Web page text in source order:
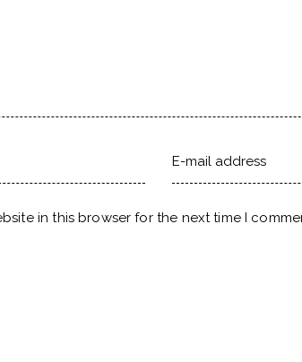
in this browser for the next time I